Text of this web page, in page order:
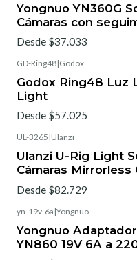
Yongnuo YN360G
Cámaras con
Desde $37.033
GD-Ring48|Godox
Godox Ring48 Luz
Light
Desde $57.025
UL-3265 |Ulanzi
Ulanzi U-Rig Light
Cámaras Mirrorless
Desde $82.729
yn-19v-6a |Yongnuo
Yongnuo
YN860 19V 6A a